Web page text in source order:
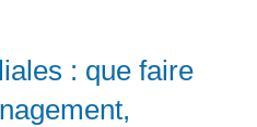
: que faire